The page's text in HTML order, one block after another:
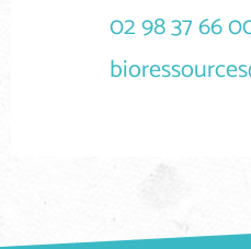
02 98 37 66